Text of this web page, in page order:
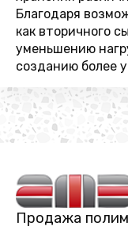
Благодаря
как вторичного
уменьшению
созданию более
Продажа